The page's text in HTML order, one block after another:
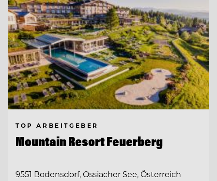
TOP ARBEITGEBER
Mountain Resort Feuerberg
9551 Bodensdorf, Ossiacher See, Österreich